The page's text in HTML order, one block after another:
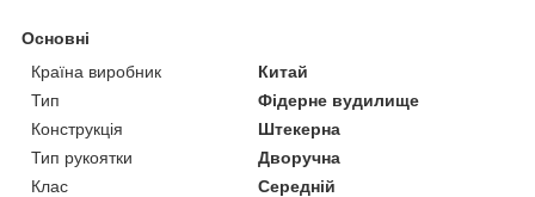
Основні
Країна виробник
Китай
Тип
Фідерне вудилище
Конструкція
Штекерна
Тип рукоятки
Дворучна
Клас
Середній